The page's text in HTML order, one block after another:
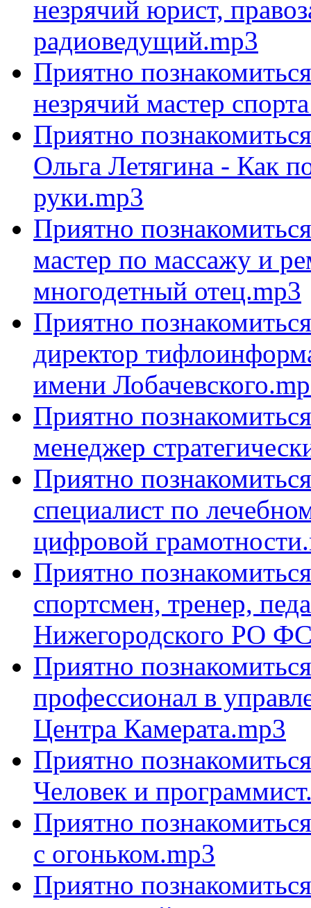
незрячий юрист,
радиоведущий.mp3
Приятно
незрячий мастер
Приятно
Ольга Летягина - Как
руки.mp3
Приятно
мастер по массажу и
многодетный отец.mp3
Приятно
директор
имени
Приятно
менеджер
Приятно
специалист по
цифровой
Приятно
спортсмен, тренер,
Нижегородского РО
Приятно
профессионал в
Центра Камерата.mp3
Приятно
Человек и
Приятно
с огоньком.mp3
Приятно